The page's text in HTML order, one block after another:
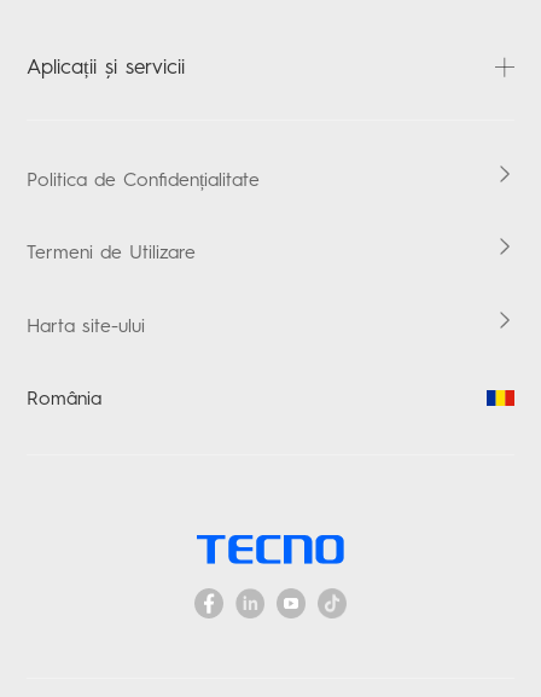
Aplicații și servicii
Politica de Confidențialitate
Termeni de Utilizare
Harta site-ului
România